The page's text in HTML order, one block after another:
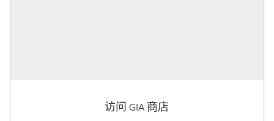
访问 GIA 商店